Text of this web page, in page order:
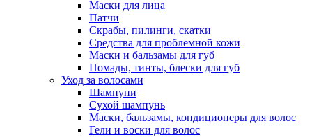
Маски для лица
Патчи
Скрабы, пилинги, скатки
Средства для проблемной кожи
Маски и бальзамы для губ
Помады, тинты, блески для губ
Уход за волосами
Шампуни
Сухой шампунь
Маски, бальзамы, кондиционеры для волос
Гели и воски для волос